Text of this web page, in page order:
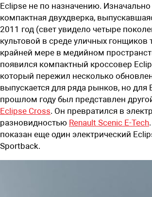
Eclipse не по назначению. Изначально
компактная двухдверка,
2011 год (свет увидело четыре
культовой в среде уличных гонщиков
крайней мере в медийном
появился компактный кроссовер
который пережил несколько
выпускается для ряда рынков, но для
прошлом году был представлен
Eclipse Cross. Он превратился в
разновидностью Renault Scenic E-Tech
показан еще один электрический
Sportback.